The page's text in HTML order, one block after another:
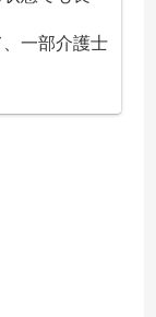
一部介護士